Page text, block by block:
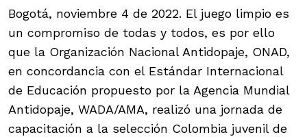
Bogotá, noviembre 4 de 2022. El juego limpio es
un compromiso de todas y todos, es por ello
que la Organización Nacional Antidopaje, ONAD,
en concordancia con el Estándar Internacional
de Educación propuesto por la Agencia Mundial
Antidopaje, WADA/AMA, realizó una jornada de
capacitación a la selección Colombia juvenil de